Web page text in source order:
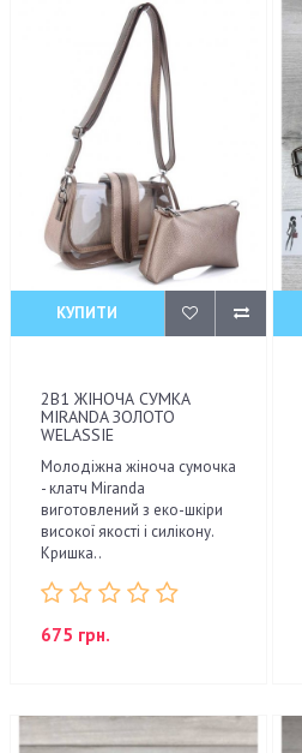
КУПИТИ
2В1 ЖІНОЧА СУМКА
MIRANDA ЗОЛОТО
WELASSIE
Молодіжна жіноча сумочка
- клатч Miranda
виготовлений з еко-шкіри
високої якості і силікону.
Кришка..
675 грн.